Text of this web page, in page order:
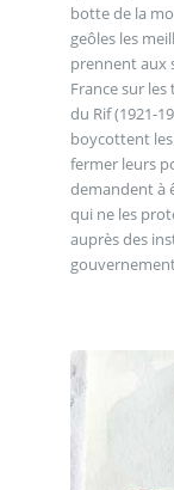
botte de la
geôles les
prennent aux
France sur
du Rif (1921-
boycottent
fermer leurs
demandent à
qui ne les
auprès des